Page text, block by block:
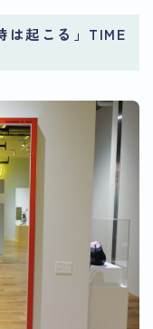
は起こる」TIME